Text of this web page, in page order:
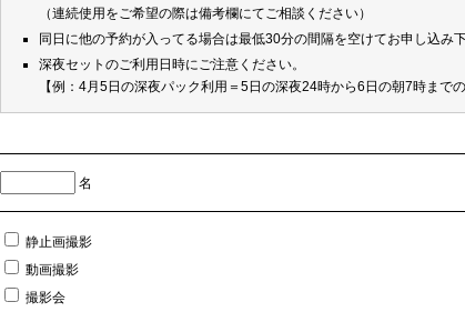
（連続使用をご希望の際は備考欄にてご相談ください）
同日に他の予約が入ってる場合は最低30分の間隔を空けてお申し込み下
深夜セットのご利用日時にご注意ください。
【例：4月5日の深夜パック利用＝5日の深夜24時から6日の朝7時までの
名
静止画撮影
動画撮影
撮影会